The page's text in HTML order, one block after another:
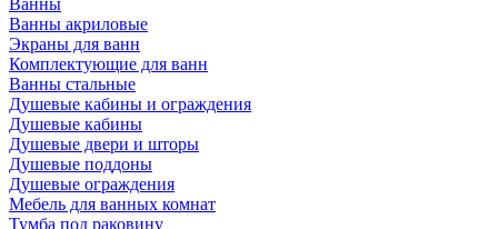
Ванны
Ванны акриловые
Экраны для ванн
Комплектующие для ванн
Ванны стальные
Душевые кабины и ограждения
Душевые кабины
Душевые двери и шторы
Душевые поддоны
Душевые ограждения
Мебель для ванных комнат
Тумба под раковину